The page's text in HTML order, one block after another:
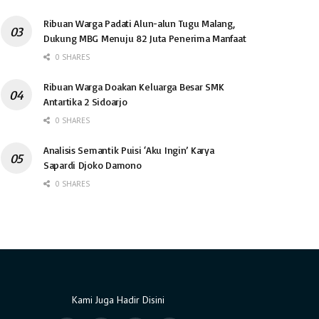
Ribuan Warga Padati Alun-alun Tugu Malang,
Dukung MBG Menuju 82 Juta Penerima Manfaat
0 SHARES
Ribuan Warga Doakan Keluarga Besar SMK
Antartika 2 Sidoarjo
0 SHARES
Analisis Semantik Puisi ‘Aku Ingin’ Karya
Sapardi Djoko Damono
0 SHARES
Kami Juga Hadir Disini